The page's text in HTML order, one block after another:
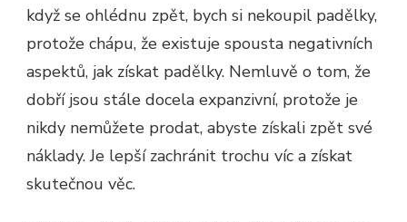
když se ohlédnu zpět, bych si nekoupil padělky,
protože chápu, že existuje spousta negativních
aspektů, jak získat padělky. Nemluvě o tom, že
dobří jsou stále docela expanzivní, protože je
nikdy nemůžete prodat, abyste získali zpět své
náklady. Je lepší zachránit trochu víc a získat
skutečnou věc.